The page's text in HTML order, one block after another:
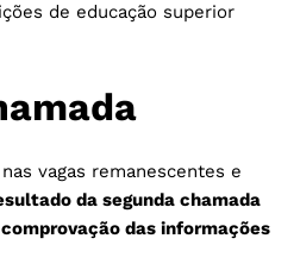
de educação superior
vagas remanescentes e
da segunda chamada
das informações